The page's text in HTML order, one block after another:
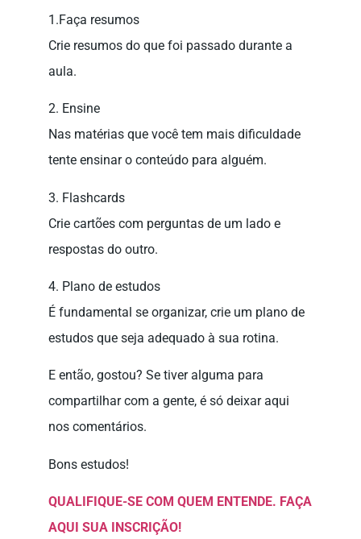
1.Faça resumos
Crie resumos do que foi passado durante a
aula.
2. Ensine
Nas matérias que você tem mais dificuldade
tente ensinar o conteúdo para alguém.
3. Flashcards
Crie cartões com perguntas de um lado e
respostas do outro.
4. Plano de estudos
É fundamental se organizar, crie um plano de
estudos que seja adequado à sua rotina.
E então, gostou? Se tiver alguma para
compartilhar com a gente, é só deixar aqui
nos comentários.
Bons estudos!
QUALIFIQUE-SE COM QUEM ENTENDE. FAÇA
AQUI SUA INSCRIÇÃO!